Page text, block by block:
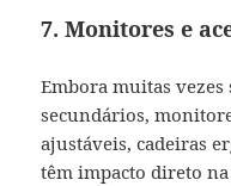
7. Monitores e
Embora muitas
secundários,
ajustáveis, cadeiras
têm impacto direto